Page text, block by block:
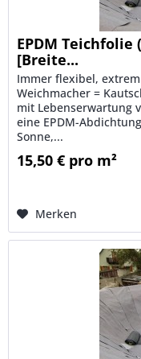
EPDM
[Breite...
Immer flexibel,
Weichmacher =
mit Lebenserwartung
eine EPDM-
Sonne,...
15,50 € pro m²
Merken